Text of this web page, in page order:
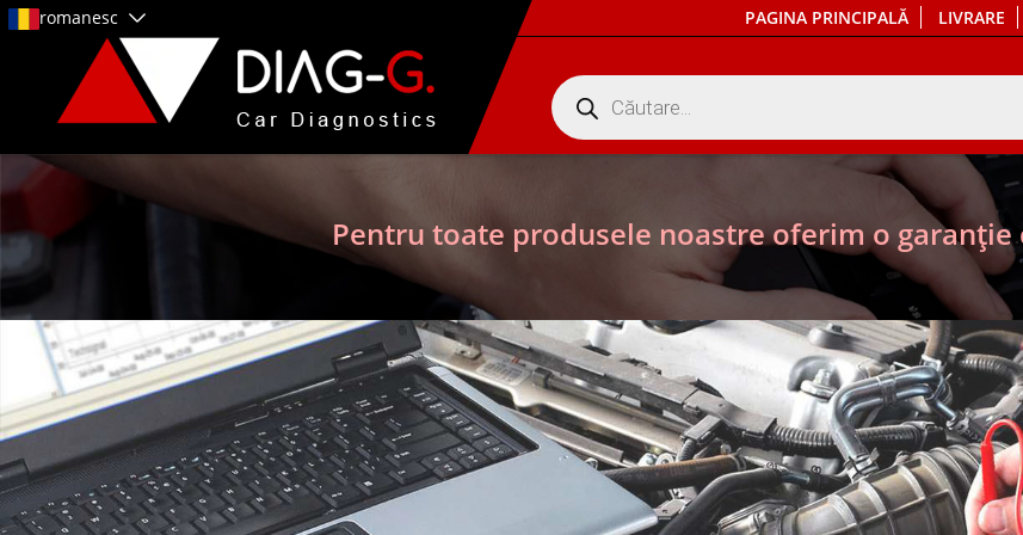
romanesc PAGINA PRINCIPALĂ LIVRARE
Products
search
Pentru toate produsele noastre oferim o garanție